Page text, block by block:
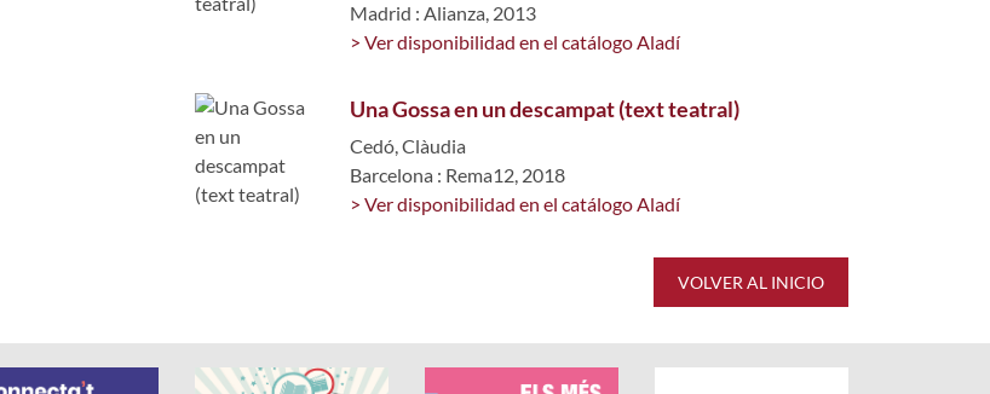
Madrid : Alianza, 2013
> Ver disponibilidad en el catálogo Aladí
Una Gossa en un descampat (text teatral)
Cedó, Clàudia
Barcelona : Rema12, 2018
> Ver disponibilidad en el catálogo Aladí
VOLVER AL INICIO